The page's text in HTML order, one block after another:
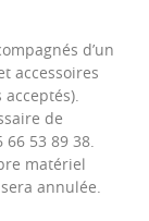
d’un
accessoires
de
53 89 38.
matériel
annulée.